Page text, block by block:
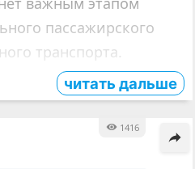
пассажирского
транспорта.
читать дальше
1416